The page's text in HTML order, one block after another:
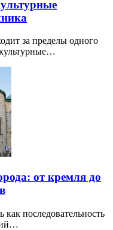
за пределы одного
от кремля до
последовательность